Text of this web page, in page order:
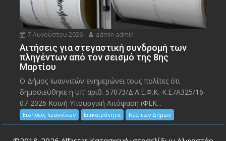
7 Αυγούστου 2026 admin admin
Αιτήσεις για στεγαστική συνδρομή των
πληγέντων από τον σεισμό της 8ης
Μαρτίου
Ο Δήμος Ιωαννιτών ενημερώνει τους πολίτες ότι
δημοσιεύθηκε η υπ’ αριθ. 57073/Δ.Α.Ε.Φ.Κ.-Κ.Ε./Α325/16-
07-2026 Κοινή Υπουργική Απόφαση (ΦΕΚ...
Ειδήσεις Ιωαννίνων Επικαιρότητα Νέα των Δήμων